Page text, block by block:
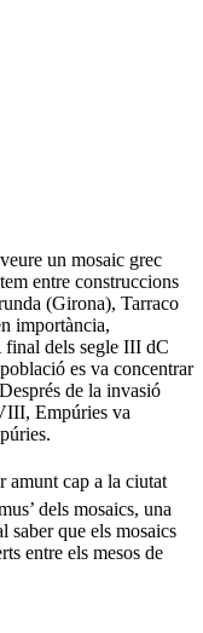
un mosaic grec
entre construccions
(Girona), Tarraco
importància,
final dels segle III dC
es va concentrar
de la invasió
Empúries va
amunt cap a la ciutat
dels mosaics, una
saber que els mosaics
entre els mesos de